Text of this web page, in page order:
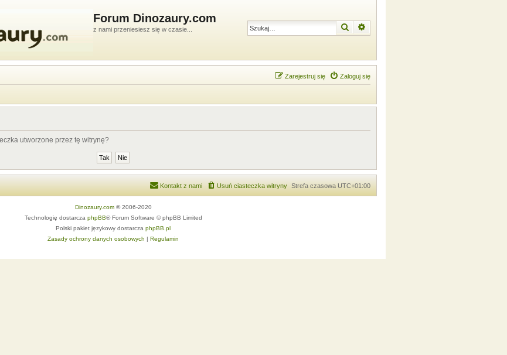
Forum Dinozaury.com
z nami przeniesiesz się w czasie... Szukaj
Zaloguj się
Zarejestruj się
utworzone przez tę witrynę?
Strefa czasowa UTC+01:00
Usuń ciasteczka witryny
Kontakt z nami
Dinozaury.com© 2006-2020
Technologię dostarcza phpBB® Forum Software © phpBB Limited
Polski pakiet językowy dostarcza phpBB.pl
Zasady ochrony danych osobowych | Regulamin